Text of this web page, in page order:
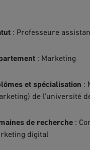
: Professeure
: Marketing
et spécialisation :
de l’université
de recherche :
digital